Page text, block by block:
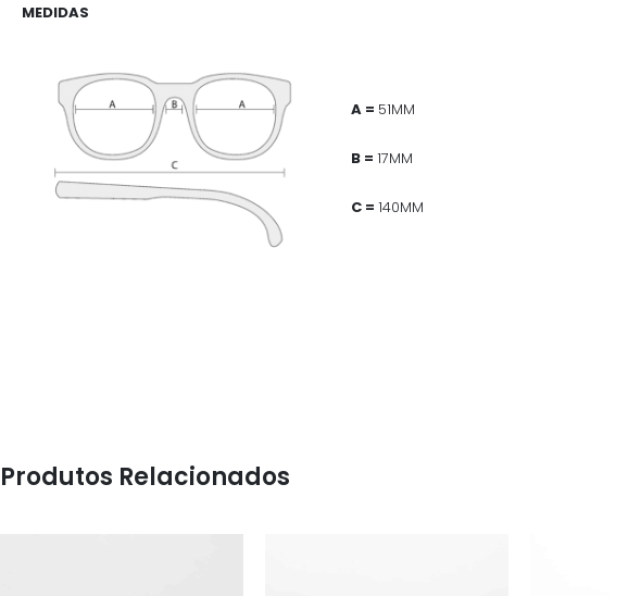
MEDIDAS
A = 51MM
B = 17MM
C = 140MM
Produtos Relacionados